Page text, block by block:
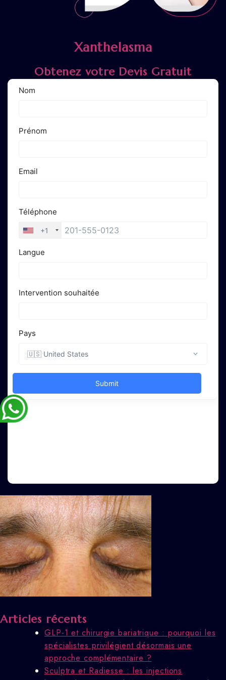
Xanthelasma
Obtenez votre Devis Gratuit
Articles récents
GLP-1 et chirurgie bariatrique : pourquoi les
spécialistes privilégient désormais une
approche complémentaire ?
Sculptra et Radiesse : les injections